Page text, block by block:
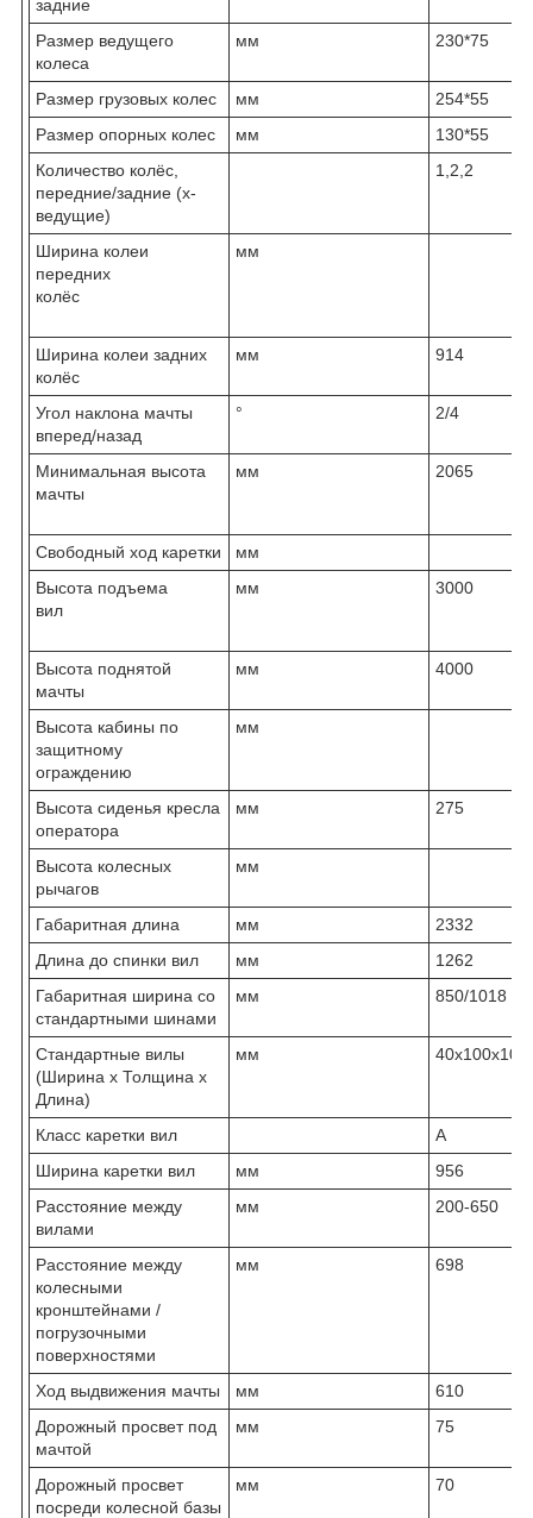
задние
Размер ведущего
колеса
мм 230*75
Размер грузовых колес мм
254*55
Размер опорных колес
мм
130*55
Количество колёс,
передние/задние (х-
ведущие)
1,2,2
Ширина колеи
передних
колёс
мм
Ширина колеи задних
колёс
мм 914
Угол наклона мачты
вперед/назад
° 2/4
Минимальная высота
мачты
мм 2065
Свободный ход каретки
мм
Высота подъема
вил
мм 3000
Высота поднятой
мачты
мм 4000
Высота кабины по
защитному
ограждению
мм
Высота сиденья кресла
оператора
мм 275
Высота колесных
рычагов
мм
Габаритная длина мм
2332
Длина до спинки вил
мм
1262
Габаритная ширина со
стандартными шинами
мм 850/1018
Стандартные вилы
(Ширина х Толщина х
Длина)
мм
Класс каретки вил
A
Ширина каретки вил
мм
956
Расстояние между
вилами
мм 200-650
Расстояние между
колесными
кронштейнами /
погрузочными
поверхностями
мм 698
Ход выдвижения мачты мм
610
Дорожный просвет под
мачтой
мм 75
Дорожный просвет
посреди колесной базы
мм 70